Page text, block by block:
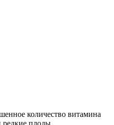
количество витамина
редкие плоды.